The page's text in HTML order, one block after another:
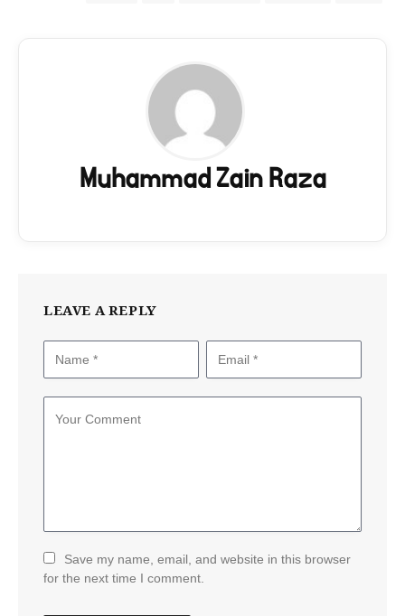
Muhammad Zain Raza
LEAVE A REPLY
Save my name, email, and website in this browser
for the next time I comment.